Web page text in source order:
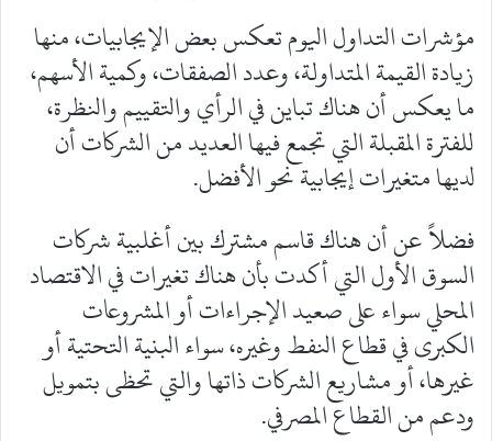
مؤشرات التداول اليوم تعكس بعض الإيجابيات، منها
زيادة القيمة المتداولة، وعدد الصفقات، وكمية الأسهم،
ما يعكس أن هناك تباين في الرأي والتقييم والنظرة،
للفترة المقبلة التي تجمع فيها العديد من الشركات أن
لديها متغيرات إيجابية نحو الأفضل.
فضلاً عن أن هناك قاسم مشترك بين أغلبية شركات
السوق الأول التي أكدت بأن هناك تغيرات في الاقتصاد
المحلي سواء على صعيد الإجراءات أو المشروعات
الكبرى في قطاع النفط وغيره، سواء البنية التحتية أو
غيرها، أو مشاريع الشركات ذاتها والتي تحظى بتمويل
ودعم من القطاع المصرفي.